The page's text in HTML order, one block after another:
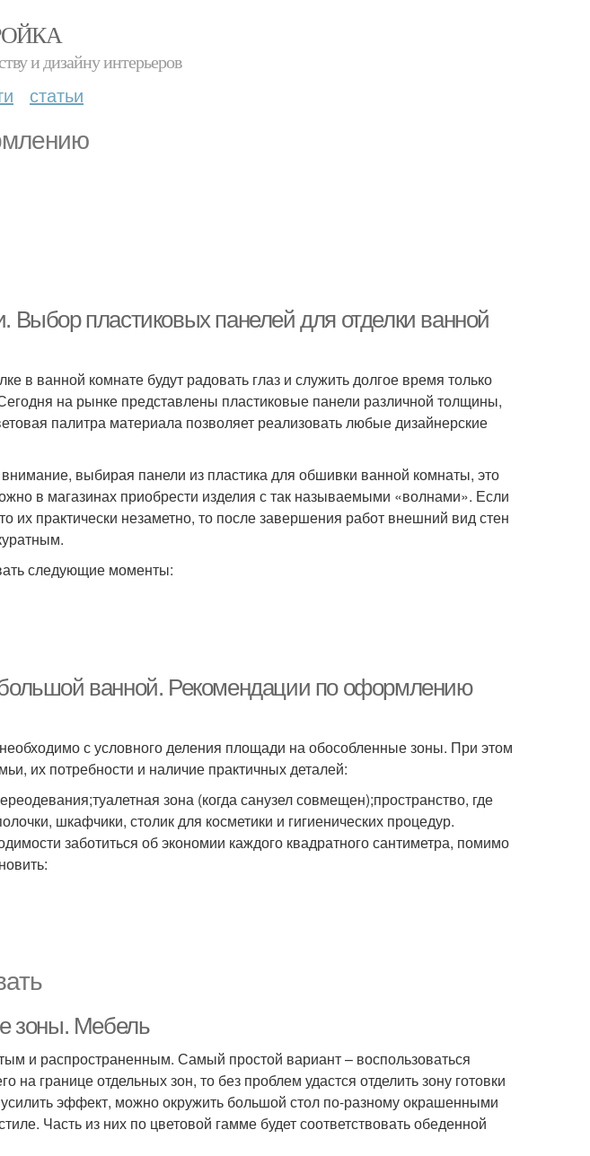
и дизайну интерьеров
статьи
Выбор пластиковых панелей для отделки ванной
в ванной комнате будут радовать глаз и служить долгое время только
на рынке представлены пластиковые панели различной толщины,
палитра материала позволяет реализовать любые дизайнерские
выбирая панели из пластика для обшивки ванной комнаты, это
в магазинах приобрести изделия с так называемыми «волнами». Если
их практически незаметно, то после завершения работ внешний вид стен
следующие моменты:
ванной. Рекомендации по оформлению
с условного деления площади на обособленные зоны. При этом
их потребности и наличие практичных деталей:
зона (когда санузел совмещен);пространство, где
шкафчики, столик для косметики и гигиенических процедур.
заботиться об экономии каждого квадратного сантиметра, помимо
зоны. Мебель
и распространенным. Самый простой вариант – воспользоваться
на границе отдельных зон, то без проблем удастся отделить зону готовки
эффект, можно окружить большой стол по-разному окрашенными
Часть из них по цветовой гамме будет соответствовать обеденной